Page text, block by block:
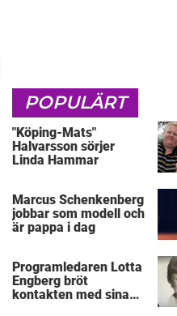
POPULÄRT
"Köping-Mats"
Halvarsson sörjer
Linda Hammar
Marcus Schenkenberg
jobbar som modell och
är pappa i dag
Programledaren Lotta
Engberg bröt
kontakten med sina